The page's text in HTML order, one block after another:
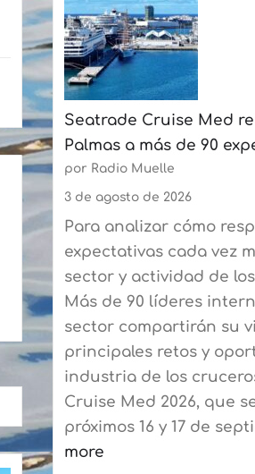
50
participantes
cada
semana
estrena
un
sistema
digital
en
la
ruta
Playa
Blanca-
Corralejo
para
agilizar
el
embarque
a
los
residentes
Seatrade Cruise Med
Palmas a más de 90
por Radio Muelle
3 de agosto de 2026
Para analizar cómo
expectativas cada vez
sector y actividad de
Más de 90 líderes
sector compartirán su
principales retos y
industria de los
Cruise Med 2026, que
próximos 16 y 17 de
more